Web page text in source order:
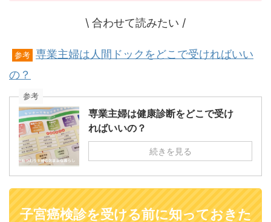
\ 合わせて読みたい /
参考 専業主婦は人間ドックをどこで受ければいい
の？
参考
専業主婦は健康診断をどこで受け
ればいいの？
続きを見る
子宮癌検診を受ける前に知っておきた